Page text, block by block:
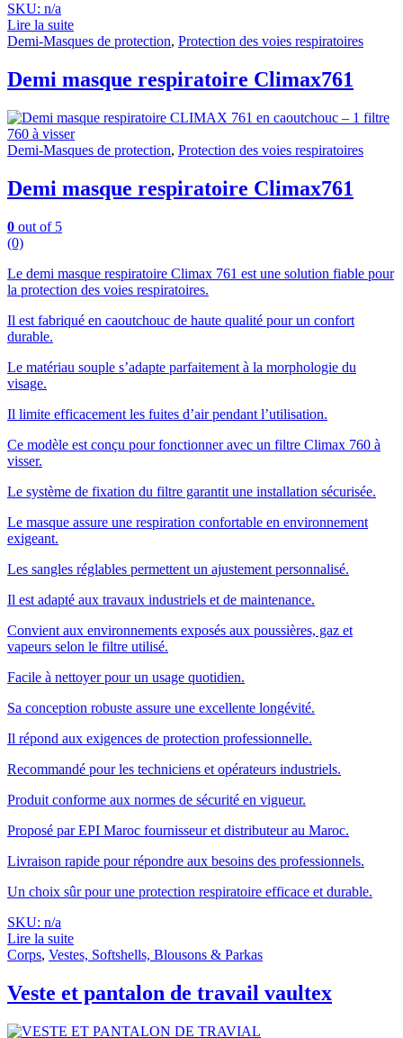
SKU: n/a
Lire la suite
Demi-Masques de protection, Protection des voies respiratoires
Demi masque respiratoire Climax761
Demi-Masques de protection, Protection des voies respiratoires
Demi masque respiratoire Climax761
0 out of 5
(0)
Le demi masque respiratoire Climax 761 est une solution fiable pour
la protection des voies respiratoires.
Il est fabriqué en caoutchouc de haute qualité pour un confort
durable.
Le matériau souple s’adapte parfaitement à la morphologie du
visage.
Il limite efficacement les fuites d’air pendant l’utilisation.
Ce modèle est conçu pour fonctionner avec un filtre Climax 760 à
visser.
Le système de fixation du filtre garantit une installation sécurisée.
Le masque assure une respiration confortable en environnement
exigeant.
Les sangles réglables permettent un ajustement personnalisé.
Il est adapté aux travaux industriels et de maintenance.
Convient aux environnements exposés aux poussières, gaz et
vapeurs selon le filtre utilisé.
Facile à nettoyer pour un usage quotidien.
Sa conception robuste assure une excellente longévité.
Il répond aux exigences de protection professionnelle.
Recommandé pour les techniciens et opérateurs industriels.
Produit conforme aux normes de sécurité en vigueur.
Proposé par EPI Maroc fournisseur et distributeur au Maroc.
Livraison rapide pour répondre aux besoins des professionnels.
Un choix sûr pour une protection respiratoire efficace et durable.
SKU: n/a
Lire la suite
Corps, Vestes, Softshells, Blousons & Parkas
Veste et pantalon de travail vaultex